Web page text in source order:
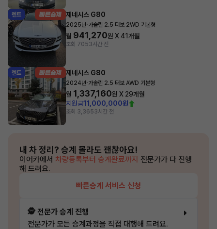
렌트 제네시스 G80
2025년·가솔린 2.5 터보 2WD 기본형
월 941,270원 X41개월
조회 7053시간 전
렌트 제네시스 G80
2024년·가솔린 2.5 터보 AWD 기본형
월 1,337,160원 X 29개월
지원금11,000,000원
조회 3,3653시간 전
내 차 정리? 승계 몰라도 괜찮아요!
이어카에서 차량등록부터 승계완료까지 전문가가 다 진행
해 드려요.
빠른승계 서비스 신청
🕵️ 전문가 승계 진행
전문가가 모든 승계과정을 직접 대행해 드려요.